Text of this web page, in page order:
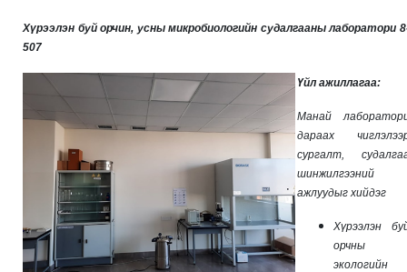
Хүрээлэн буй орчин, усны микробиологийн судалгааны лаборатори
507
Үйл ажиллагаа:
Манай
дараах
сургалт,
шинжилгээний
ажлуудыг хийдэг
Хүрээлэн
орчны
экологийн